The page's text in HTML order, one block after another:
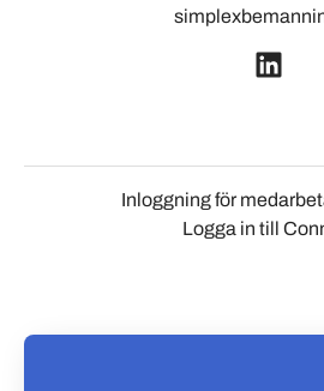
Inloggning för
Logga in till